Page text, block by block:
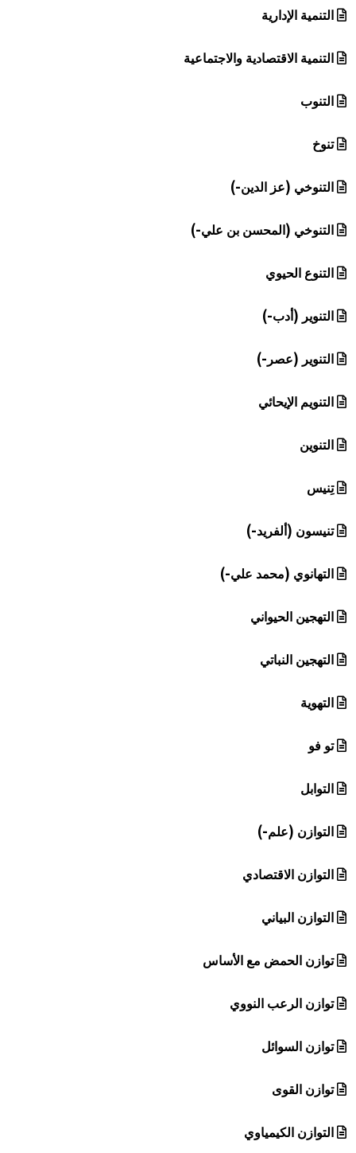
التنمية الإدارية
التنمية الاقتصادية والاجتماعية
التنوب
تنوخ
التنوخي (عز الدين-)
التنوخي (المحسن بن علي-)
التنوع الحيوي
التنوير (أدب-)
التنوير (عصر-)
التنويم الإيحائي
التنوين
تِنيس
تنيسون (ألفريد-)
التهانوي (محمد علي-)
التهجين الحيواني
التهجين النباتي
التهوية
تو فو
التوابل
التوازن (علم-)
التوازن الاقتصادي
التوازن البياني
توازن الحمض مع الأساس
توازن الرعب النووي
توازن السوائل
توازن القوى
التوازن الكيمياوي